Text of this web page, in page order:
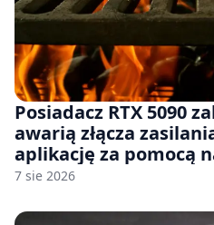
Posiadacz RTX 5090
awarią złącza
aplikację za pomocą
7 sie 2026